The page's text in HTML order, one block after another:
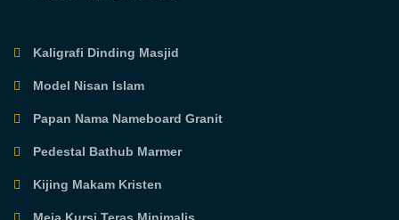
Kaligrafi Dinding Masjid
Model Nisan Islam
Papan Nama Nameboard Granit
Pedestal Bathub Marmer
Kijing Makam Kristen